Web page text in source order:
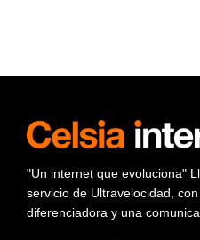
"Un internet que evoluciona"
servicio de Ultravelocidad,
diferenciadora y una